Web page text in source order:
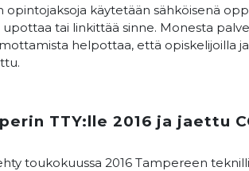
opintojaksoja käytetään sähköisenä
tai linkittää sinne. Monesta
helpottaa, että opiskelijoilla
TTY:lle 2016 ja jaettu
toukokuussa 2016 Tampereen